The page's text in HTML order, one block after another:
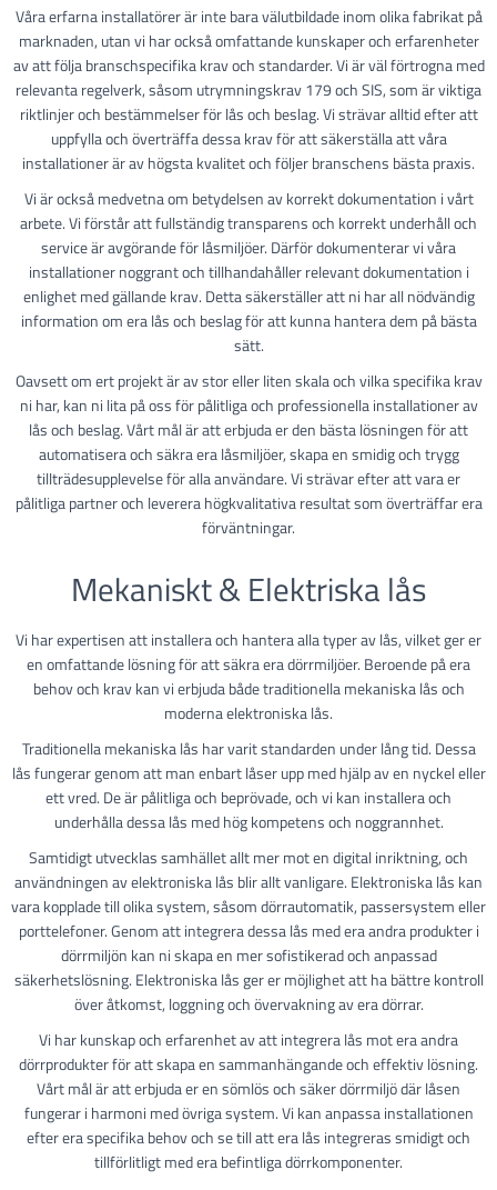
Våra erfarna installatörer är inte bara välutbildade inom olika fabrikat på
marknaden, utan vi har också omfattande kunskaper och erfarenheter
av att följa branschspecifika krav och standarder. Vi är väl förtrogna med
relevanta regelverk, såsom utrymningskrav 179 och SIS, som är viktiga
riktlinjer och bestämmelser för lås och beslag. Vi strävar alltid efter att
uppfylla och överträffa dessa krav för att säkerställa att våra
installationer är av högsta kvalitet och följer branschens bästa praxis.
Vi är också medvetna om betydelsen av korrekt dokumentation i vårt
arbete. Vi förstår att fullständig transparens och korrekt underhåll och
service är avgörande för låsmiljöer. Därför dokumenterar vi våra
installationer noggrant och tillhandahåller relevant dokumentation i
enlighet med gällande krav. Detta säkerställer att ni har all nödvändig
information om era lås och beslag för att kunna hantera dem på bästa
sätt.
Oavsett om ert projekt är av stor eller liten skala och vilka specifika krav
ni har, kan ni lita på oss för pålitliga och professionella installationer av
lås och beslag. Vårt mål är att erbjuda er den bästa lösningen för att
automatisera och säkra era låsmiljöer, skapa en smidig och trygg
tillträdesupplevelse för alla användare. Vi strävar efter att vara er
pålitliga partner och leverera högkvalitativa resultat som överträffar era
förväntningar.
Mekaniskt & Elektriska lås
Vi har expertisen att installera och hantera alla typer av lås, vilket ger er
en omfattande lösning för att säkra era dörrmiljöer. Beroende på era
behov och krav kan vi erbjuda både traditionella mekaniska lås och
moderna elektroniska lås.
Traditionella mekaniska lås har varit standarden under lång tid. Dessa
lås fungerar genom att man enbart låser upp med hjälp av en nyckel eller
ett vred. De är pålitliga och beprövade, och vi kan installera och
underhålla dessa lås med hög kompetens och noggrannhet.
Samtidigt utvecklas samhället allt mer mot en digital inriktning, och
användningen av elektroniska lås blir allt vanligare. Elektroniska lås kan
vara kopplade till olika system, såsom dörrautomatik, passersystem eller
porttelefoner. Genom att integrera dessa lås med era andra produkter i
dörrmiljön kan ni skapa en mer sofistikerad och anpassad
säkerhetslösning. Elektroniska lås ger er möjlighet att ha bättre kontroll
över åtkomst, loggning och övervakning av era dörrar.
Vi har kunskap och erfarenhet av att integrera lås mot era andra
dörrprodukter för att skapa en sammanhängande och effektiv lösning.
Vårt mål är att erbjuda er en sömlös och säker dörrmiljö där låsen
fungerar i harmoni med övriga system. Vi kan anpassa installationen
efter era specifika behov och se till att era lås integreras smidigt och
tillförlitligt med era befintliga dörrkomponenter.